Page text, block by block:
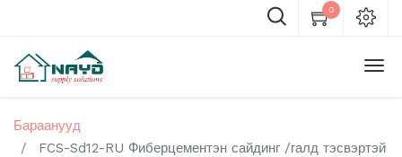
0
Бараанууд
FCS-Sd12-RU Фиберцементэн сайдинг /галд тэсвэртэй